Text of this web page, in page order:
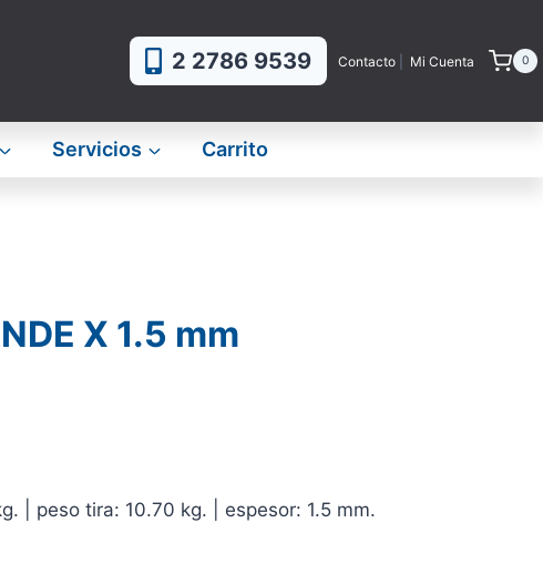
2 2786 9539 Contacto Mi Cuenta 0
Servicios Carrito
X 1.5 mm
| peso tira: 10.70 kg. | espesor: 1.5 mm.